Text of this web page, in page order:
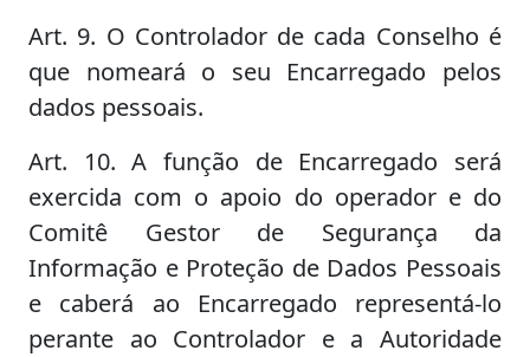
Art. 9. O Controlador de cada Conselho é
que nomeará o seu Encarregado pelos
dados pessoais.
Art. 10. A função de Encarregado será
exercida com o apoio do operador e do
Comitê Gestor de Segurança da
Informação e Proteção de Dados Pessoais
e caberá ao Encarregado representá-lo
perante ao Controlador e a Autoridade